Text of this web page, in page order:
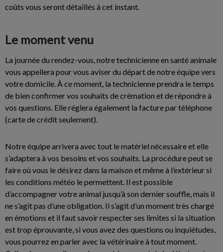
coûts vous seront détaillés à cet instant.
Le moment venu
La journée du rendez-vous, notre technicienne en santé animale
vous appellera pour vous aviser du départ de notre équipe vers
votre domicile. À ce moment, la technicienne prendra le temps
de bien confirmer vos souhaits de crémation et de répondre à
vos questions. Elle réglera également la facture par téléphone
(carte de crédit seulement).
Notre équipe arrivera avec tout le matériel nécessaire et elle
s’adaptera à vos besoins et vos souhaits. La procédure peut se
faire où vous le désirez dans la maison et même à l’extérieur si
les conditions météo le permettent. Il est possible
d’accompagner votre animal jusqu’à son dernier souffle, mais il
ne s’agit pas d’une obligation. Il s’agit d’un moment très chargé
en émotions et il faut savoir respecter ses limites si la situation
est trop éprouvante, si vous avez des questions ou inquiétudes,
vous pourrez en parler avec la vétérinaire à tout moment.